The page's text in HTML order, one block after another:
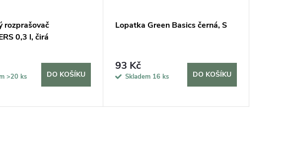
rozprašovač
0,3 l, čirá
>20 ks DO KOŠÍKU
Lopatka Green Basics černá, S
93 Kč
Skladem 16 ks DO KOŠÍKU